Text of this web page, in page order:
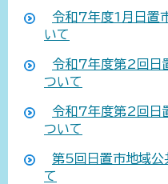
令和7年度1月日置
いて
令和7年度第2回日
ついて
令和7年度第2回日
ついて
第5回日置市地域公
て